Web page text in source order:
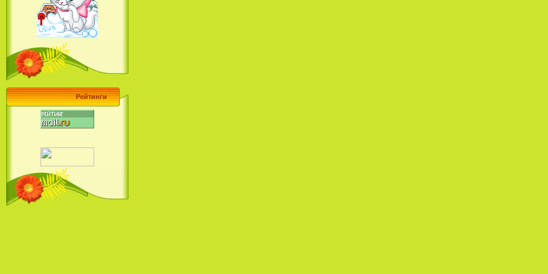
Наша Маша и Волшебный
Орех (2009)
Барби поет! Коллекция песен
кинопринцесс / Barbie Sings! The
Princess Movie Song Collection (2004)
Рейтинги